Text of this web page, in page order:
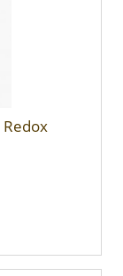
Redox